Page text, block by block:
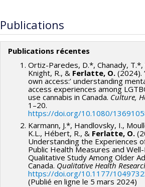
Co-researchers :
Funding sources:MSSS/Ministère de la
Services sociaux
Publications
Publications récentes
Ortiz-Paredes, D.*, Chanady,
Knight, R., & Ferlatte, O. (2024).
own access:’ understanding
access experiences among
use cannabis in Canada. Culture,
1–20.
https://doi.org/10.1080/
Karmann, J.*, Handlovsky, I.,
K.L., Hébert, R., & Ferlatte, O.
Understanding the Experiences
Public Health Measures and
Qualitative Study Among Older
Canada. Qualitative Health
https://doi.org/10.1177/
(Publié en ligne le 5 mars 2024)